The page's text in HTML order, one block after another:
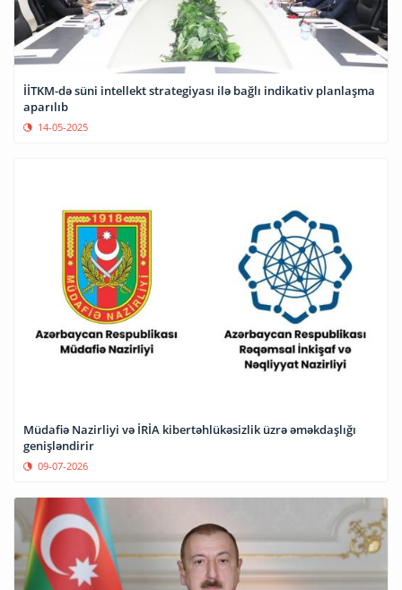
İİTKM-də süni intellekt strategiyası ilə bağlı indikativ planlaşma
aparılıb
14-05-2025
Müdafiə Nazirliyi və İRİA kibertəhlükəsizlik üzrə əməkdaşlığı
genişləndirir
09-07-2026